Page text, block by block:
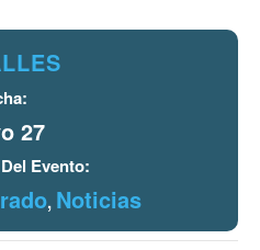
27
Evento:
, Noticias